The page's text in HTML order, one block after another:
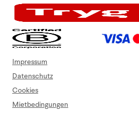
Impressum
Datenschutz
Cookies
Mietbedingungen